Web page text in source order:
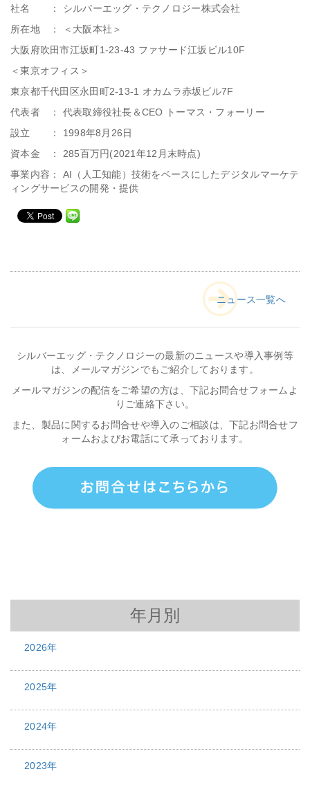
社名 ： シルバーエッグ・テクノロジー株式会社
所在地 ： ＜大阪本社＞
大阪府吹田市江坂町1-23-43 ファサード江坂ビル10F
＜東京オフィス＞
東京都千代田区永田町2-13-1 オカムラ赤坂ビル7F
代表者 ： 代表取締役社長＆CEO トーマス・フォーリー
設立 ： 1998年8月26日
資本金 ： 285百万円(2021年12月末時点)
事業内容： AI（人工知能）技術をベースにしたデジタルマーケテ
ィングサービスの開発・提供
ニュース一覧へ
シルバーエッグ・テクノロジーの最新のニュースや導入事例等
は、メールマガジンでもご紹介しております。
メールマガジンの配信をご希望の方は、下記お問合せフォームよ
りご連絡下さい。
また、製品に関するお問合せや導入のご相談は、下記お問合せフ
ォームおよびお電話にて承っております。
年月別
2026年
2025年
2024年
2023年